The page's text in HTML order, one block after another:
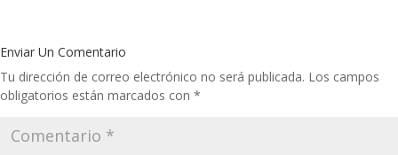
Enviar Un Comentario
Tu dirección de correo electrónico no será publicada. Los campos
obligatorios están marcados con *